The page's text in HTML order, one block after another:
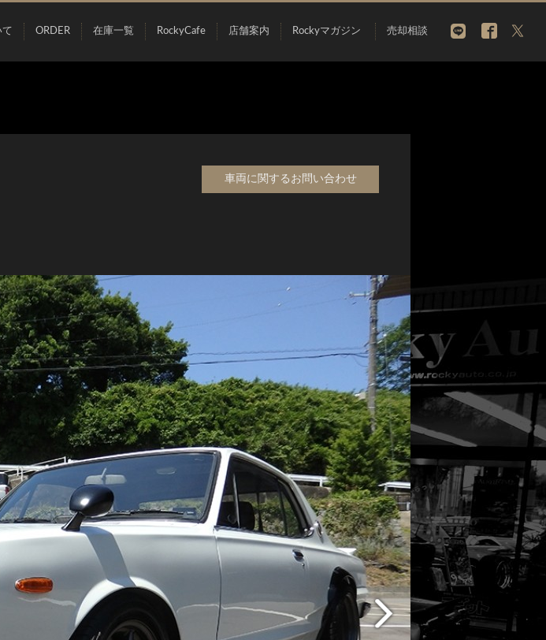
て ORDER 在庫一覧 RockyCafe 店舗案内 Rockyマガジン 売却相談
車両に関するお問い合わせ